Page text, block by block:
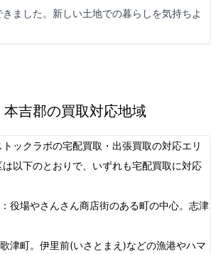
ました。新しい土地での暮らしを気持ちよ
本吉郡の買取対応地域
ックラボの宅配買取・出張買取の対応エリ
以下のとおりで、いずれも宅配買取に対応
役場やさんさん商店街のある町の中心。志津
津町。伊里前(いさとまえ)などの漁港やハマ